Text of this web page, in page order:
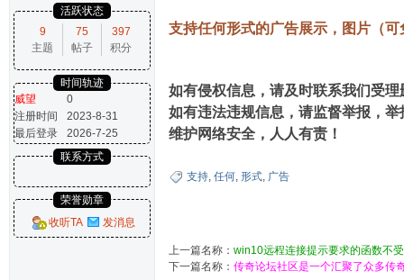
坛
活跃状态
9
主题
75
帖子
397
积分
时间轨迹
威望
0
注册时间
2023-8-31
最后登录
2026-7-25
联系方式
荣誉勋章
收听TA
发消息
支持任何形式的广告展示，图片（
如有侵权信息，请及时联系我们受
如有违法违规信息，请监督举报，
维护网络安全，人人有责！
支持, 任何, 形式, 广告
上一篇名称： win10远程连接提示要求的函数不
下一篇名称： 传奇论坛社区是一个汇聚了众多传